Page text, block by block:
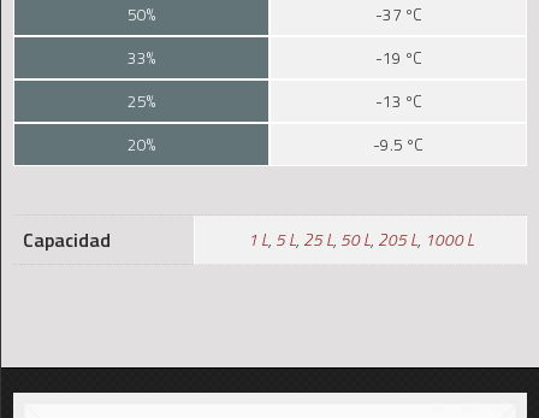
50%
-37 ºC
33%
-19 ºC
25%
-13 ºC
20%
-9.5 ºC
Capacidad 1 L, 5 L, 25 L, 50 L, 205 L, 1000 L